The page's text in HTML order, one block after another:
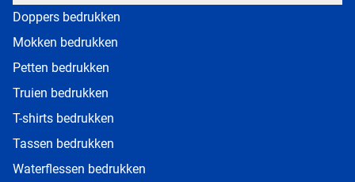
Doppers bedrukken
Mokken bedrukken
Petten bedrukken
Truien bedrukken
T-shirts bedrukken
Tassen bedrukken
Waterflessen bedrukken